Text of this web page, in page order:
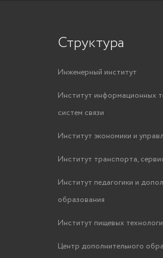
Структура
Инженерный институт
Институт информационных
систем связи
Институт экономики и
Институт транспорта,
Институт педагогики и
образования
Институт пищевых
Центр дополнительного